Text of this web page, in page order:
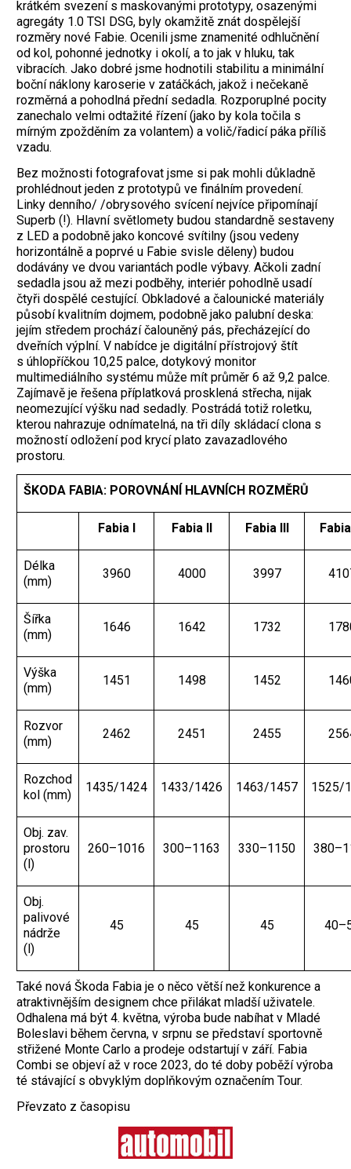
krátkém svezení s maskovanými prototypy, osazenými
agregáty 1.0 TSI DSG, byly okamžitě znát dospělejší
rozměry nové Fabie. Ocenili jsme znamenité odhlučnění
od kol, pohonné jednotky i okolí, a to jak v hluku, tak
vibracích. Jako dobré jsme hodnotili stabilitu a minimální
boční náklony karoserie v zatáčkách, jakož i nečekaně
rozměrná a pohodlná přední sedadla. Rozporuplné pocity
zanechalo velmi odtažité řízení (jako by kola točila s
mírným zpožděním za volantem) a volič/řadicí páka příliš
vzadu.
Bez možnosti fotografovat jsme si pak mohli důkladně
prohlédnout jeden z prototypů ve finálním provedení.
Linky denního/ /obrysového svícení nejvíce připomínají
Superb (!). Hlavní světlomety budou standardně sestaveny
z LED a podobně jako koncové svítilny (jsou vedeny
horizontálně a poprvé u Fabie svisle děleny) budou
dodávány ve dvou variantách podle výbavy. Ačkoli zadní
sedadla jsou až mezi podběhy, interiér pohodlně usadí
čtyři dospělé cestující. Obkladové a čalounické materiály
působí kvalitním dojmem, podobně jako palubní deska:
jejím středem prochází čalouněný pás, přecházející do
dveřních výplní. V nabídce je digitální přístrojový štít
s úhlopříčkou 10,25 palce, dotykový monitor
multimediálního systému může mít průměr 6 až 9,2 palce.
Zajímavě je řešena příplatková prosklená střecha, nijak
neomezující výšku nad sedadly. Postrádá totiž roletku,
kterou nahrazuje odnímatelná, na tři díly skládací clona s
možností odložení pod krycí plato zavazadlového
prostoru.
ŠKODA FABIA: POROVNÁNÍ HLAVNÍCH ROZMĚRŮ
Fabia I Fabia II Fabia III
Délka
(mm)
3960 4000 3997
Šířka
(mm)
1646 1642 1732
Výška
(mm)
1451 1498 1452
Rozvor
(mm)
2462 2451 2455
Rozchod
kol (mm)
1435/1424 1433/1426 1463/1457 1525/
Obj. zav.
prostoru
(l)
260–1016 300–1163 330–1150
Obj.
palivové
nádrže
(l)
45 45 45
Také nová Škoda Fabia je o něco větší než konkurence a
atraktivnějším designem chce přilákat mladší uživatele.
Odhalena má být 4. května, výroba bude nabíhat v Mladé
Boleslavi během června, v srpnu se představí sportovně
střižené Monte Carlo a prodeje odstartují v září. Fabia
Combi se objeví až v roce 2023, do té doby poběží výroba
té stávající s obvyklým doplňkovým označením Tour.
Převzato z časopisu